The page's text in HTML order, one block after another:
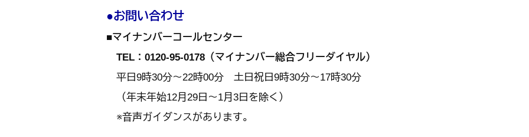
●お問い合わせ
■マイナンバーコールセンター
TEL：0120-95-0178（マイナンバー総合フリーダイヤル）
平日9時30分～22時00分 土日祝日9時30分～17時30分
（年末年始12月29日～1月3日を除く）
※音声ガイダンスがあります。